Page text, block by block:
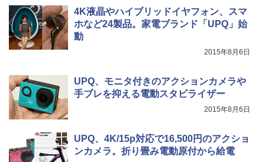
4K液晶やハイブリッドイヤフォン、スマ
ホなど24製品。家電ブランド「UPQ」始
動
2015年8月6日
UPQ、モニタ付きのアクションカメラや
手ブレを抑える電動スタビライザー
2015年8月6日
UPQ、4K/15p対応で16,500円のアクショ
ンカメラ。折り畳み電動原付から給電